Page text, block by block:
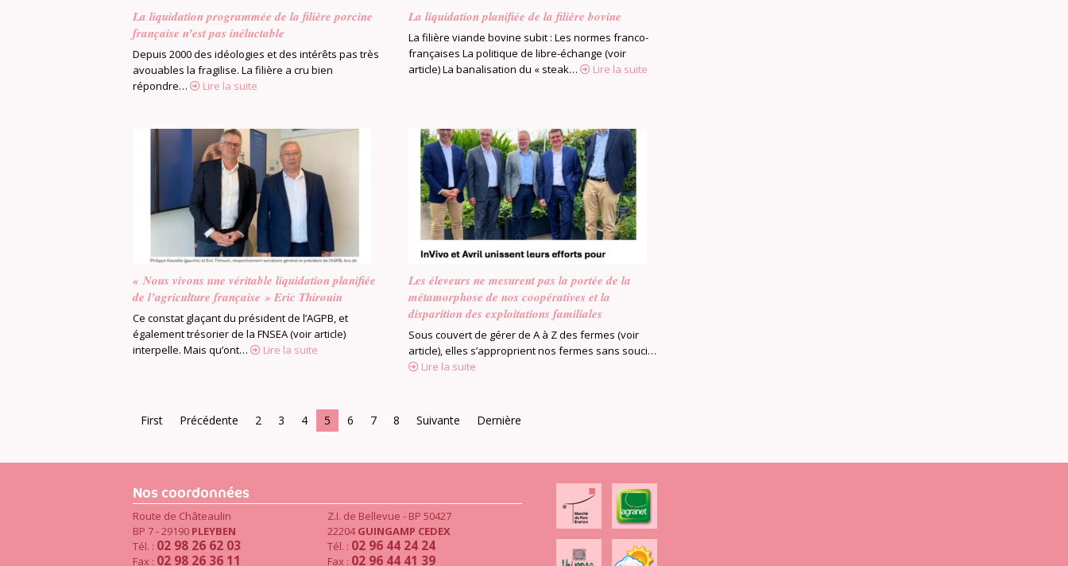
La liquidation programmée de la filière porcine
française n’est pas inéluctable
Depuis 2000 des idéologies et des intérêts pas très
avouables la fragilise. La filière a cru bien
répondre…
Lire la suite
La liquidation planifiée de la filière bovine
La filière viande bovine subit : Les normes franco-
françaises La politique de libre-échange (voir
article) La banalisation du « steak…
Lire la suite
« Nous vivons une véritable liquidation planifiée
de l’agriculture française » Eric Thirouin
Ce constat glaçant du président de l’AGPB, et
également trésorier de la FNSEA (voir article)
interpelle. Mais qu’ont…
Lire la suite
Les éleveurs ne mesurent pas la portée de la
métamorphose de nos coopératives et la
disparition des exploitations familiales
Sous couvert de gérer de A à Z des fermes (voir
article), elles s’approprient nos fermes sans souci…
Lire la suite
First Précédente 2 3 4 5 6 7 8 Suivante Dernière
Nos coordonnées
Route de Châteaulin
BP 7 - 29190 PLEYBEN
Tél. : 02 98 26 62 03
Fax : 02 98 26 36 11
Z.I. de Bellevue - BP 50427
22204GUINGAMP CEDEX
Tél. : 02 96 44 24 24
Fax : 02 96 44 41 39